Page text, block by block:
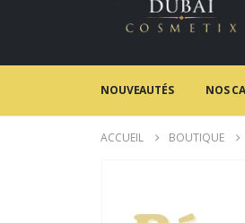
NOUVEAUTÉS NOS
ACCUEIL BOUTIQUE